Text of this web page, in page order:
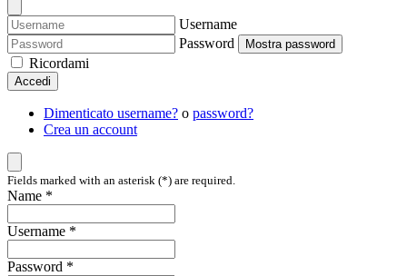
Username
Password
Mostra password
Ricordami
Accedi
Dimenticato username? o password?
Crea un account
Fields marked with an asterisk (*) are required.
Name *
Username *
Password *